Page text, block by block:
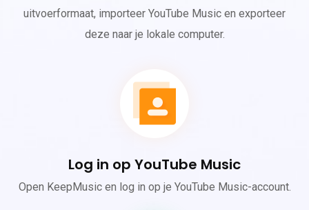
uitvoerformaat, importeer YouTube Music en exporteer
deze naar je lokale computer.
Log in op YouTube Music
Open KeepMusic en log in op je YouTube Music-account.